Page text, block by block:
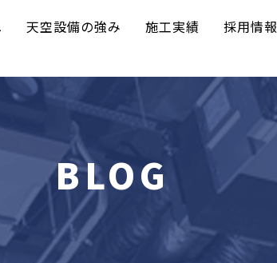
天空設備の強み 施工実績 採用情報
BLOG